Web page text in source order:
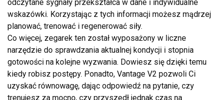
odczytane sygnały przekształca w dane i indywidualne
wskazówki. Korzystając z tych informacji możesz mądrzej
planować, trenować i regenerować siły.
Co więcej, zegarek ten został wyposażony w liczne
narzędzie do sprawdzania aktualnej kondycji i stopnia
gotowości na kolejne wyzwania. Dowiesz się dzięki temu
kiedy robisz postępy. Ponadto, Vantage V2 pozwoli Ci
uzyskać równowagę, dając odpowiedź na pytanie, czy
trenujesz za mocno, czy przyszedł jednak czas na